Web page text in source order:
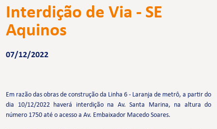
Interdição de Via - SE
Aquinos
07/12/2022
Em razão das obras de construção da Linha 6 - Laranja de metrô, a partir do
dia 10/12/2022 haverá interdição na Av. Santa Marina, na altura do
número 1750 até o acesso a Av. Embaixador Macedo Soares.